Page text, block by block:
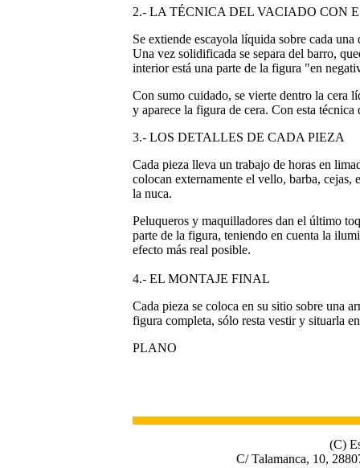
2.- LA TÉCNICA DEL VACIADO CON
Se extiende escayola líquida sobre cada
Una vez solidificada se separa del barro,
interior está una parte de la figura "en
Con sumo cuidado, se vierte dentro la cera
y aparece la figura de cera. Con esta
3.- LOS DETALLES DE CADA PIEZA
Cada pieza lleva un trabajo de horas en
colocan externamente el vello, barba,
la nuca.
Peluqueros y maquilladores dan el último
parte de la figura, teniendo en cuenta la
efecto más real posible.
4.- EL MONTAJE FINAL
Cada pieza se coloca en su sitio sobre una
figura completa, sólo resta vestir y situarla
PLANO
(C)
C/ Talamanca, 10,